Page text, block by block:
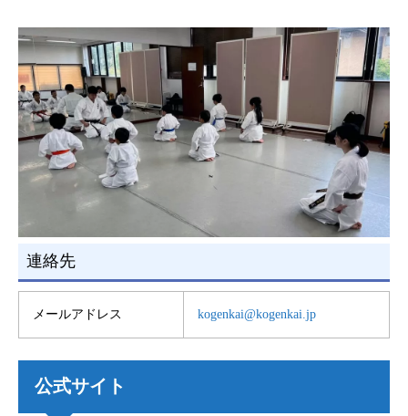
連絡先
メールアドレス kogenkai@kogenkai.jp
公式サイト